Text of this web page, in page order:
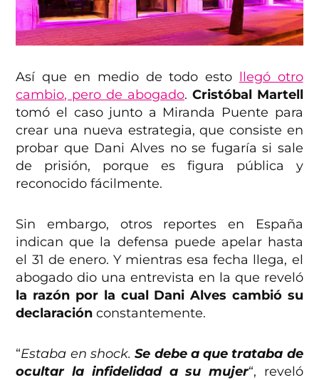
Así que en medio de todo esto llegó otro
cambio, pero de abogado. Cristóbal Martell
tomó el caso junto a Miranda Puente para
crear una nueva estrategia, que consiste en
probar que Dani Alves no se fugaría si sale
de prisión, porque es figura pública y
reconocido fácilmente.
Sin embargo, otros reportes en España
indican que la defensa puede apelar hasta
el 31 de enero. Y mientras esa fecha llega, el
abogado dio una entrevista en la que reveló
la razón por la cual Dani Alves cambió su
declaración constantemente.
“Estaba en shock.Se debe a que trataba de
ocultar la infidelidad a su mujer“, reveló